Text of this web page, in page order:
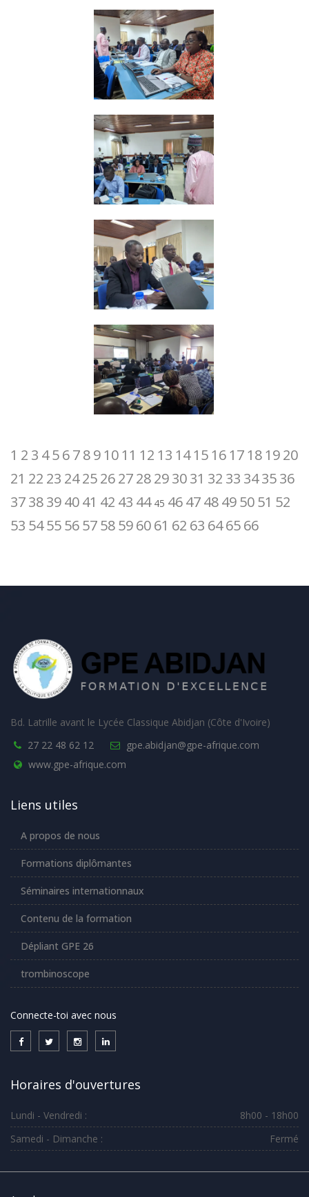
1 2 3 4567891011 12 13 14151617181920
21 22 23 2425262728293031 32 33 343536
3738394041 42 43 4445 464748495051 52
53 5455565758596061 62 63 646566
Bd. Latrille avant le Lycée Classique Abidjan (Côte d'Ivoire)
27 22 48 62 12
gpe.abidjan@gpe-afrique.com
www.gpe-afrique.com
Liens utiles
A propos de nous
Formations diplômantes
Séminaires internationnaux
Contenu de la formation
Dépliant GPE 26
trombinoscope
Connecte-toi avec nous
Horaires d'ouvertures
Lundi - Vendredi :
8h00 - 18h00
Samedi - Dimanche :
Fermé